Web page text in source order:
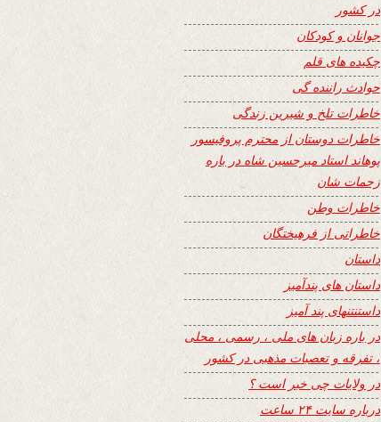
در کشور
جوانان و کودکان
چکیده های قلم
حوادث راننده گی
خاطرات تلخ و شیرین زندگی
خاطرات دوستان از محترم پروفیسور
پوهاند استاد میرحسین شاه در باره
زحمات شان
خاطرات وطن
خاطراتی از فرهیختگان
داستان
داستان های پندآمیز
داستنتنهای پند آمیز
در باره زبان های ملی ، رسمی ، محلی
، تفرقه و تعصبات مذهبی در کشور
در ولایات چی خبر است ؟
درباره سایت ۲۴ ساعت